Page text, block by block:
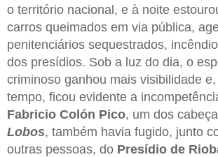
o território nacional, e à noite
carros queimados em via pública,
penitenciários sequestrados,
dos presídios. Sob a luz do dia, o
criminoso ganhou mais visibilidade
tempo, ficou evidente a
Fabricio Colón Pico, um dos
Lobos, também havia fugido, junto
outras pessoas, do Presídio de